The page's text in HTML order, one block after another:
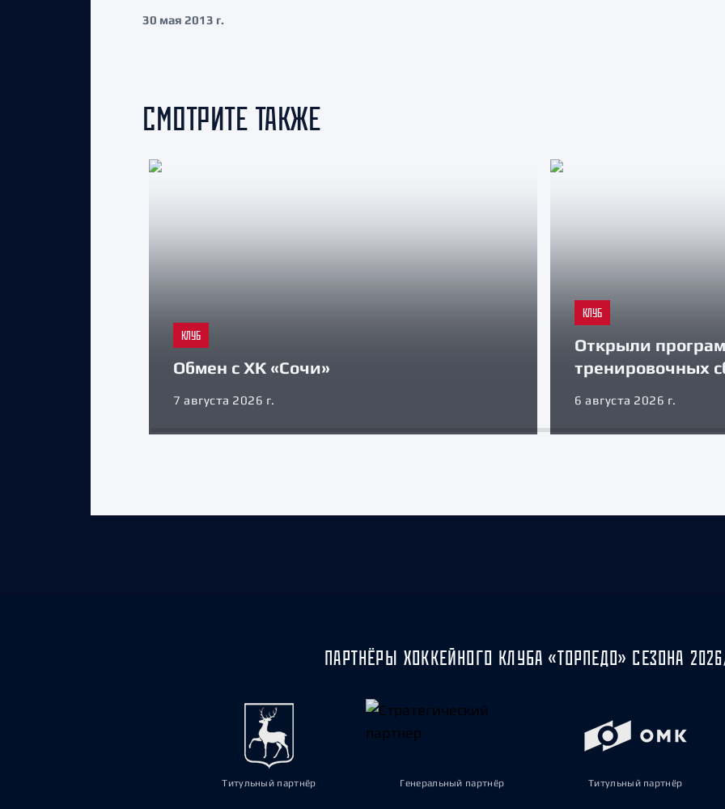
30 мая 2013 г.
СМОТРИТЕ ТАКЖЕ
КЛУБ
Обмен с ХК «Сочи»
7 августа 2026 г.
КЛУБ
Открыли
тренировочных
6 августа 2026 г.
ПАРТНЁРЫ ХОККЕЙНОГО КЛУБА «ТОРПЕДО» СЕЗОНА
Титульный партнёр Генеральный партнёр Титульный партнёр